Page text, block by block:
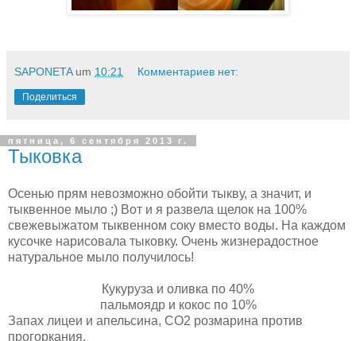
SAPONETA um 10:21 Комментариев нет:
Поделиться
пятница, 6 сентября 2013 г.
Тыковка
Осенью прям невозможно обойти тыкву, а значит, и
тыквенное мыло ;) Вот и я развела щелок на 100%
свежевыжатом тыквенном соку вместо воды. На каждом
кусочке нарисовала тыковку. Очень жизнерадостное
натуральное мыло получилось!
Кукуруза и оливка по 40%
пальмоядр и кокос по 10%
Запах лицеи и апельсина, СО2 розмарина против
прогоркания.